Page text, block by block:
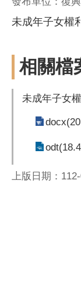
未成年子女權
相關檔
未成年子女
上版日期：